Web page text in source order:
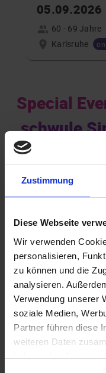
Zustimmung
Diese Webseite
Wir verwenden
personalisieren,
zu können und die
analysieren.
Verwendung unserer
soziale Medien,
Partner führen diese
weiteren Daten
haben oder die sie
05.09.2026
60 - 69 Jahre
Karlsruhe
Special
schwule
Akademiker